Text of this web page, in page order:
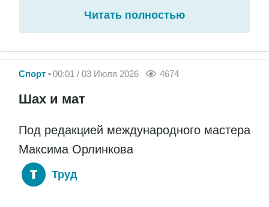
Читать полностью
Спорт 00:01 / 03 Июля 2026 4674
Шах и мат
Под редакцией международного мастера
Максима Орлинкова
Труд